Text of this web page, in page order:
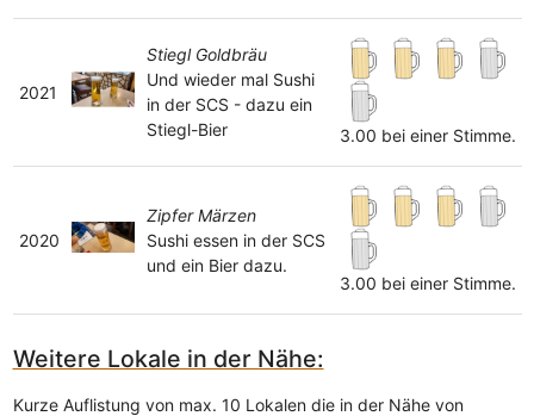
2021
Stiegl Goldbräu
Und wieder mal Sushi
in der SCS - dazu ein
Stiegl-Bier
3.00 bei einer Stimme.
2020
Zipfer Märzen
Sushi essen in der SCS
und ein Bier dazu.
3.00 bei einer Stimme.
Weitere Lokale in der Nähe:
Kurze Auflistung von max. 10 Lokalen die in der Nähe von